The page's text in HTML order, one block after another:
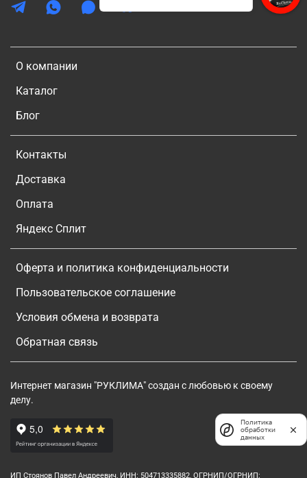
О компании
Каталог
Блог
Контакты
Доставка
Оплата
Яндекс Сплит
Оферта и политика конфиденциальности
Пользовательское соглашение
Условия обмена и возврата
Обратная связь
Интернет магазин "РУКЛИМА" создан с любовью к своему
делу.
ИП Стоянов Павел Андреевич, ИНН: 504713335882, ОГРНИП/ОГРНИП:
Политика
обработки
данных